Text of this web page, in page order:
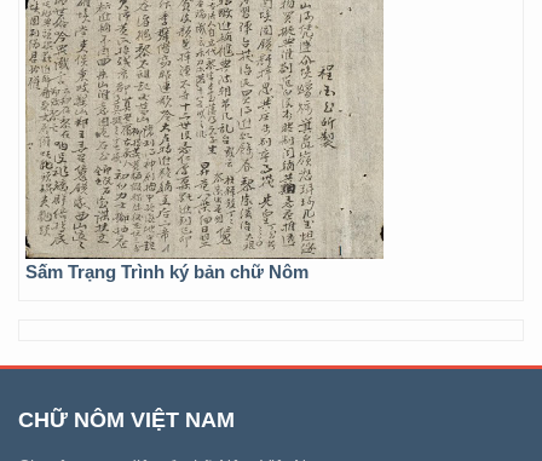
Sấm Trạng Trình ký bản chữ Nôm
CHỮ NÔM VIỆT NAM